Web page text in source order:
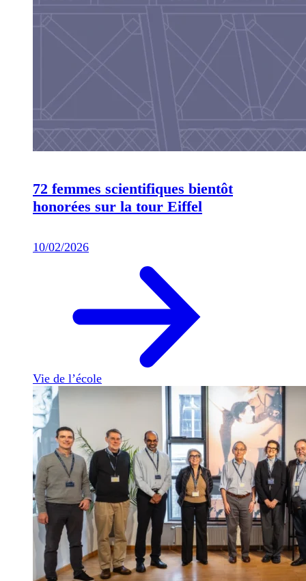
72 femmes scientifiques bientôt
honorées sur la tour Eiffel
10/02/2026
Vie de l’école